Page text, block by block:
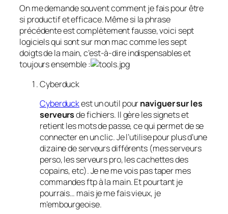
On me demande souvent comment je fais pour être
si productif et efficace. Même si la phrase
précédente est complètement fausse, voici sept
logiciels qui sont sur mon mac comme les sept
doigts de la main, c’est-à-dire indispensables et
toujours ensemble :
Cyberduck
Cyberduckest un outil pournaviguer sur les
serveursde fichiers. Il gère les signets et
retient les mots de passe, ce qui permet de se
connecter en un clic. Je l’utilise pour plus d’une
dizaine de serveurs différents (mes serveurs
perso, les serveurs pro, les cachettes des
copains, etc). Je ne me vois pas taper mes
commandes ftp à la main. Et pourtant je
pourrais… mais je me fais vieux, je
m’embourgeoise.